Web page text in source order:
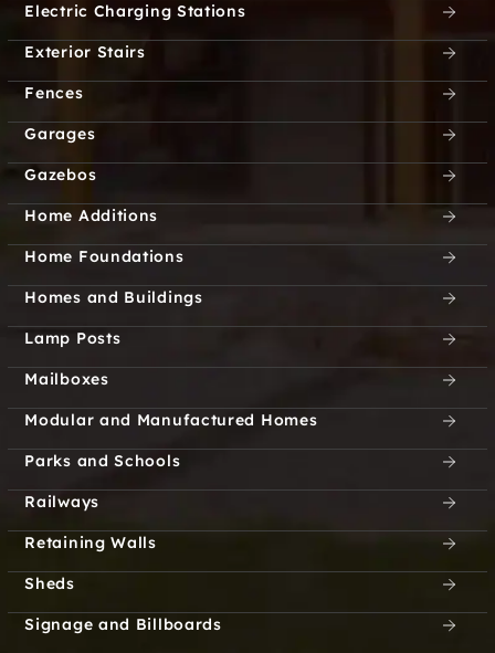
Electric Charging Stations
Exterior Stairs
Fences
Garages
Gazebos
Home Additions
Home Foundations
Homes and Buildings
Lamp Posts
Mailboxes
Modular and Manufactured Homes
Parks and Schools
Railways
Retaining Walls
Sheds
Signage and Billboards